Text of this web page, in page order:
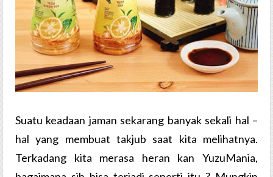
Suatu keadaan jaman sekarang banyak sekali hal –
hal yang membuat takjub saat kita melihatnya.
Terkadang kita merasa heran kan YuzuMania,